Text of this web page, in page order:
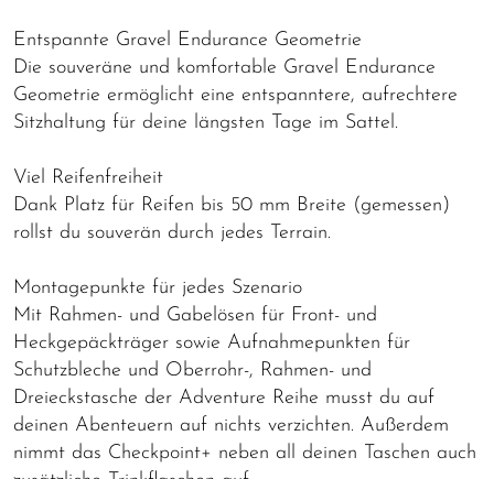
Entspannte Gravel Endurance Geometrie
Die souveräne und komfortable Gravel Endurance
Geometrie ermöglicht eine entspanntere, aufrechtere
Sitzhaltung für deine längsten Tage im Sattel.
Viel Reifenfreiheit
Dank Platz für Reifen bis 50 mm Breite (gemessen)
rollst du souverän durch jedes Terrain.
Montagepunkte für jedes Szenario
Mit Rahmen- und Gabelösen für Front- und
Heckgepäckträger sowie Aufnahmepunkten für
Schutzbleche und Oberrohr-, Rahmen- und
Dreieckstasche der Adventure Reihe musst du auf
deinen Abenteuern auf nichts verzichten. Außerdem
nimmt das Checkpoint+ neben all deinen Taschen auch